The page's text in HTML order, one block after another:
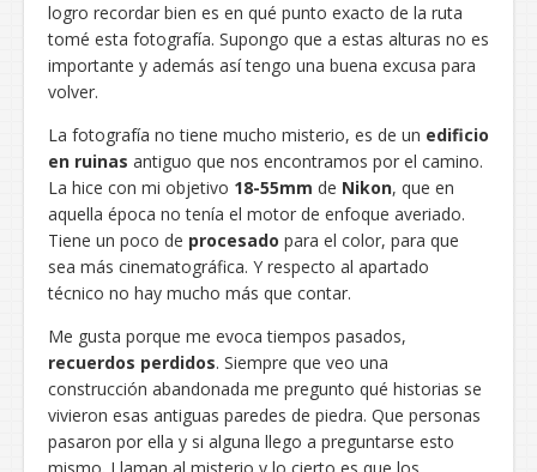
logro recordar bien es en qué punto exacto de la ruta
tomé esta fotografía. Supongo que a estas alturas no es
importante y además así tengo una buena excusa para
volver.
La fotografía no tiene mucho misterio, es de un edificio
en ruinas antiguo que nos encontramos por el camino.
La hice con mi objetivo 18-55mm de Nikon, que en
aquella época no tenía el motor de enfoque averiado.
Tiene un poco de procesado para el color, para que
sea más cinematográfica. Y respecto al apartado
técnico no hay mucho más que contar.
Me gusta porque me evoca tiempos pasados,
recuerdos perdidos. Siempre que veo una
construcción abandonada me pregunto qué historias se
vivieron esas antiguas paredes de piedra. Que personas
pasaron por ella y si alguna llego a preguntarse esto